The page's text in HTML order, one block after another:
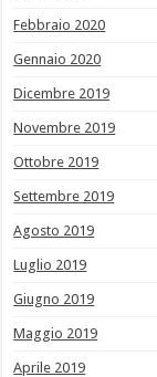
Febbraio 2020
Gennaio 2020
Dicembre 2019
Novembre 2019
Ottobre 2019
Settembre 2019
Agosto 2019
Luglio 2019
Giugno 2019
Maggio 2019
Aprile 2019